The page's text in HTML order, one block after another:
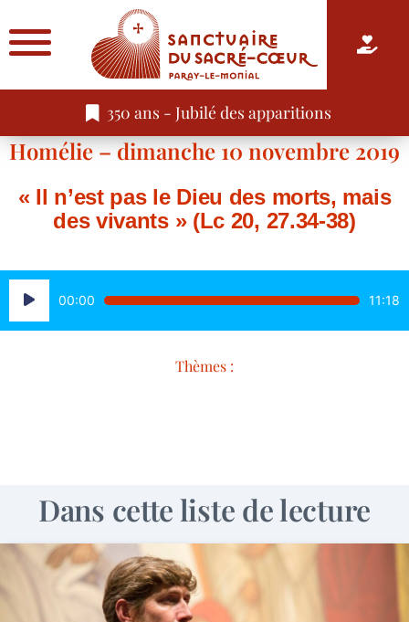
350 ans - Jubilé des apparitions
Homélie – dimanche 10 novembre 2019
« Il n’est pas le Dieu des morts, mais
des vivants » (Lc 20, 27.34-38)
audio
00:00 11:18
Thèmes :
Dans cette liste de lecture